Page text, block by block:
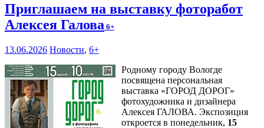
Приглашаем на выставку фоторабот
Алексея Галова 6+
13.06.2026 Новости, 6+
Родному городу Вологде
посвящена персональная
выставка «ГОРОД ДОРОГ»
фотохудожника и дизайнера
Алексея ГАЛОВА. Экспозиция
откроется в понедельник, 15